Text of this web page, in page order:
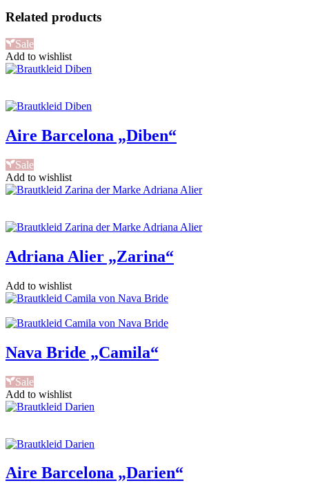
Related products
Sale
Add to wishlist
Aire Barcelona „Diben“
Sale
Add to wishlist
Adriana Alier „Zarina“
Add to wishlist
Nava Bride „Camila“
Sale
Add to wishlist
Aire Barcelona „Darien“